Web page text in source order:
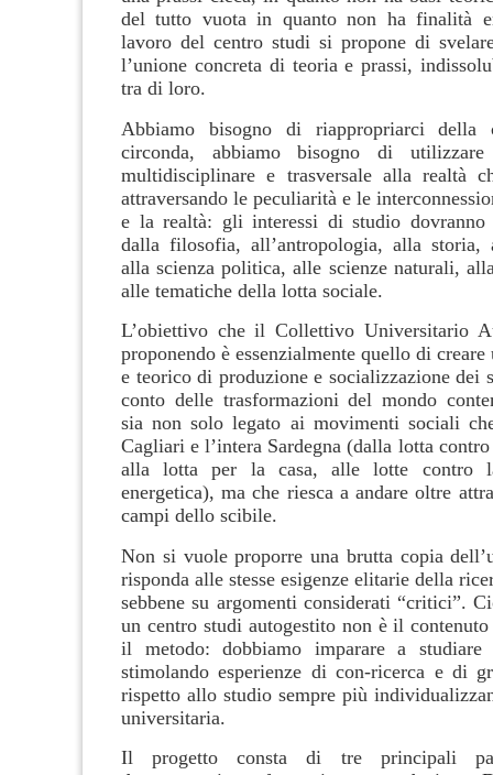
del tutto vuota in quanto non ha finalità
lavoro del centro studi si propone di
l’unione concreta di teoria e prassi,
tra di loro.
Abbiamo bisogno di riappropriarci della
circonda, abbiamo bisogno di
multidisciplinare e trasversale alla realtà
attraversando le peculiarità e le
e la realtà: gli interessi di studio dovranno
dalla filosofia, all’antropologia, alla storia,
alla scienza politica, alle scienze naturali,
alle tematiche della lotta sociale.
L’obiettivo che il Collettivo Universitario
proponendo è essenzialmente quello di
e teorico di produzione e socializzazione dei
conto delle trasformazioni del mondo
sia non solo legato ai movimenti sociali
Cagliari e l’intera Sardegna (dalla lotta
alla lotta per la casa, alle lotte contro
energetica), ma che riesca a andare oltre
campi dello scibile.
Non si vuole proporre una brutta copia
risponda alle stesse esigenze elitarie della
sebbene su argomenti considerati “critici”.
un centro studi autogestito non è il
il metodo: dobbiamo imparare a studiare
stimolando esperienze di con-ricerca e di
rispetto allo studio sempre più
universitaria.
Il progetto consta di tre principali